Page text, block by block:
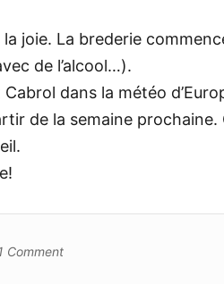
la joie. La brederie
de l’alcool…).
dans la météo
de la semaine
Comment